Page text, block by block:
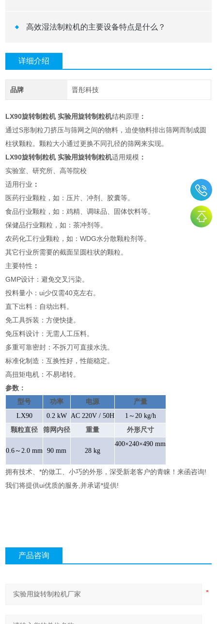
高效湿法制粒机的主要设备特点是什么？
详细介绍
品牌 晋彤科技
LX90旋转制粒机 实验用旋转制粒机结构原理 ：
通过S形制粒刀挤压与筛网之间的物料，迫使物料排出筛网而制成圆
柱状颗粒。颗粒大小通过更换不同孔径的筛网来实现。
LX90旋转制粒机 实验用旋转制粒机适用规模 ：
实验室、研究所、高等院校
适用行业 ：
医药行业颗粒，如：压片、冲剂、胶囊等。
食品行业颗粒，如：鸡精、调味品、固体饮料等。
保健品行业颗粒，如：茶冲剂等。
农药化工行业颗粒，如：WDG水分散颗粒剂等。
其它行业所需要的截面呈圆柱状的颗粒。
主要特性 ：
GMP设计：避免交叉污染。
投料量小：ui少仅需40克左右。
直下出料：自动出料。
免工具拆装：方便快捷。
免压料设计：无需人工压料。
多重可靠密封：不拆刀可直接水洗。
标准化制造：互换性好，性能稳定。
高扭矩电机：不易堵转。
参数：
型号 功率 电源
产量
LX90
0.2 kW AC 220V / 50H
1～20 kg/h
颗粒直径
筛网内径 重量 外形尺寸
0.6～2.0 mm 90 mm 28 kg
400×240×490 mm
拥有技术、*的做工、小巧的外形，深受新老客户的青睐！来函咨询!
我们将提供ui优质的服务,并承诺*提供!
产品咨询